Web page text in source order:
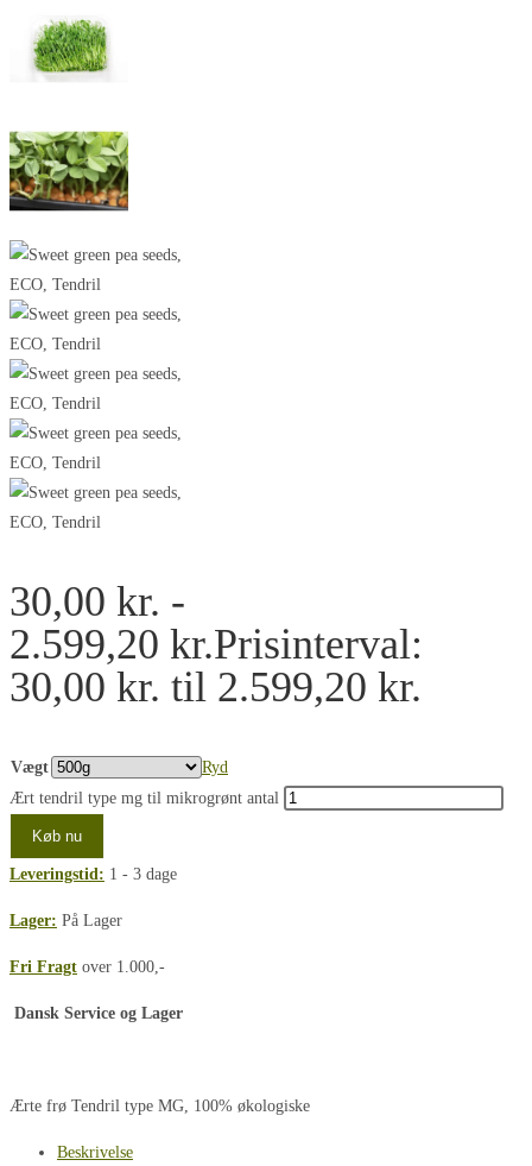
30,00 kr. -
2.599,20 kr.Prisinterval:
30,00 kr. til 2.599,20 kr.
Vægt
Ryd
Ært tendril type mg til mikrogrønt antal
Køb nu
Leveringstid: 1 - 3 dage
Lager: På Lager
Fri Fragt over 1.000,-
Dansk Service og Lager
Ærte frø Tendril type MG, 100% økologiske
Beskrivelse